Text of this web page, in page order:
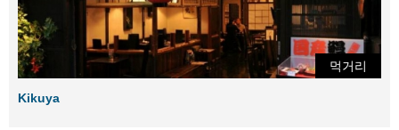
먹거리
Kikuya